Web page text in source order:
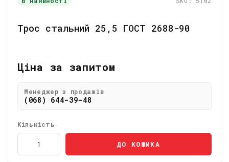
Трос стальний 25,5 ГОСТ 2688-90
Ціна за запитом
Менеджер з продажів
(068) 644-39-48
Кількість
ДО КОШИКА